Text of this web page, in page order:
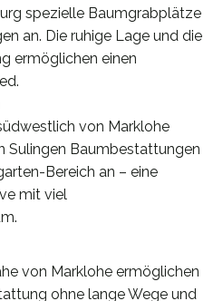
spezielle Baumgrabplätze
an. Die ruhige Lage und die
ermöglichen einen
von Marklohe
Sulingen Baumbestattungen
Bereich an – eine
mit viel
von Marklohe ermöglichen
ohne lange Wege und